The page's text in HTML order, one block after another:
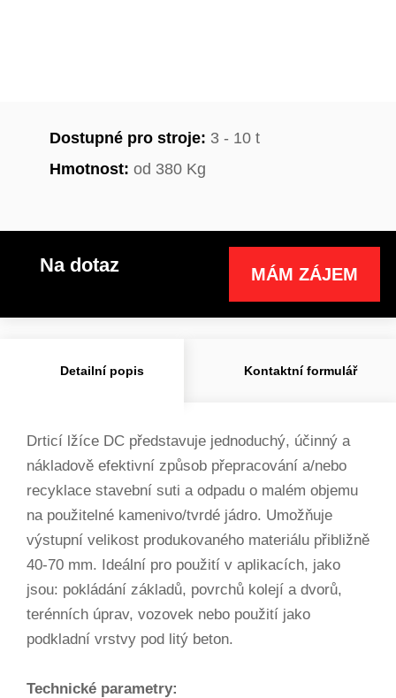
Dostupné pro stroje: 3 - 10 t
Hmotnost: od 380 Kg
Na dotaz MÁM ZÁJEM
Detailní popis Kontaktní formulář
Drticí lžíce DC představuje jednoduchý, účinný a
nákladově efektivní způsob přepracování a/nebo
recyklace stavební suti a odpadu o malém objemu
na použitelné kamenivo/tvrdé jádro. Umožňuje
výstupní velikost produkovaného materiálu přibližně
40-70 mm. Ideální pro použití v aplikacích, jako
jsou: pokládání základů, povrchů kolejí a dvorů,
terénních úprav, vozovek nebo použití jako
podkladní vrstvy pod litý beton.
Technické parametry: